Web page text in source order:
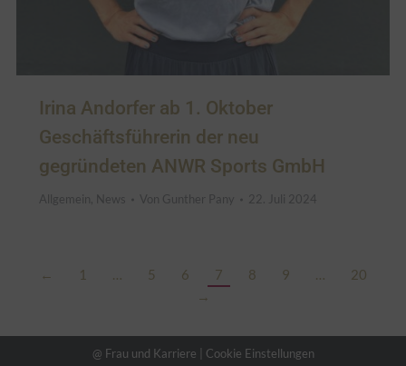
Irina Andorfer ab 1. Oktober
Geschäftsführerin der neu
gegründeten ANWR Sports GmbH
Allgemein News Von Gunther Pany 22. Juli 2024
← 1 … 5 6 7 8 9 …
20
→
@ Frau und Karriere | Cookie Einstellungen